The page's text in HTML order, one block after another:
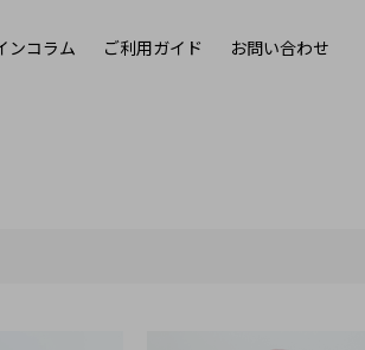
ンコラム ご利用ガイド お問い合わせ